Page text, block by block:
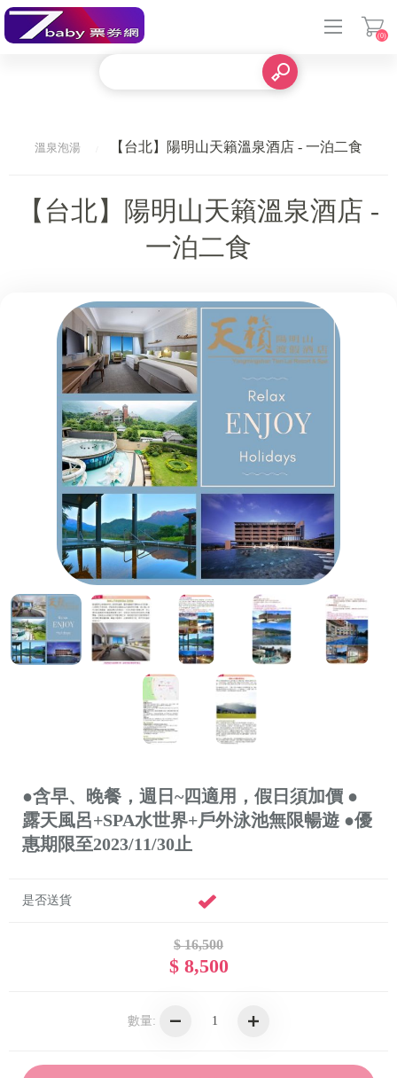
(0)
溫泉泡湯 【台北】陽明山天籟溫泉酒店 - 一泊二食
【台北】陽明山天籟溫泉酒店 -
一泊二食
●含早、晚餐，週日~四適用，假日須加價 ●
露天風呂+SPA水世界+戶外泳池無限暢遊 ●優
惠期限至2023/11/30止
是否送貨
$ 16,500
$ 8,500
數量: